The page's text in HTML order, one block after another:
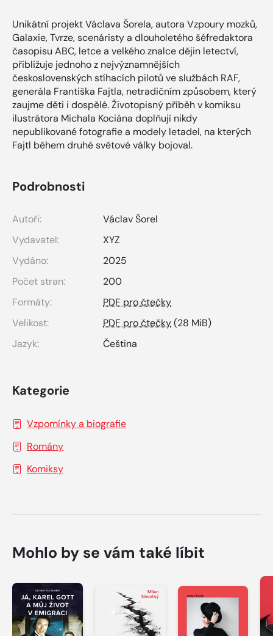
Unikátní projekt Václava Šorela, autora Vzpoury mozků,
Galaxie, Tvrze, scenáristy a dlouholetého šéfredaktora
časopisu ABC, letce a velkého znalce dějin letectví,
přibližuje jednoho z nejvýznamnějších
československých stíhacích pilotů ve službách RAF,
generála Františka Fajtla, netradičním způsobem, který
zaujme děti i dospělé. Životopisný příběh v komiksu
ilustrátora Michala Kociána doplňují nikdy
nepublikované fotografie a modely letadel, na kterých
Fajtl během druhé světové války bojoval.
Podrobnosti
Autoři:
Václav Šorel
Vydavatel:
XYZ
Vydáno:
2025
Počet stran:
200
Formáty:
PDF pro čtečky
Velikost:
PDF pro čtečky(28 MiB)
Jazyk:
Čeština
Kategorie
Vzpomínky a biografie
Romány
Komiksy
Mohlo by se vám také líbit